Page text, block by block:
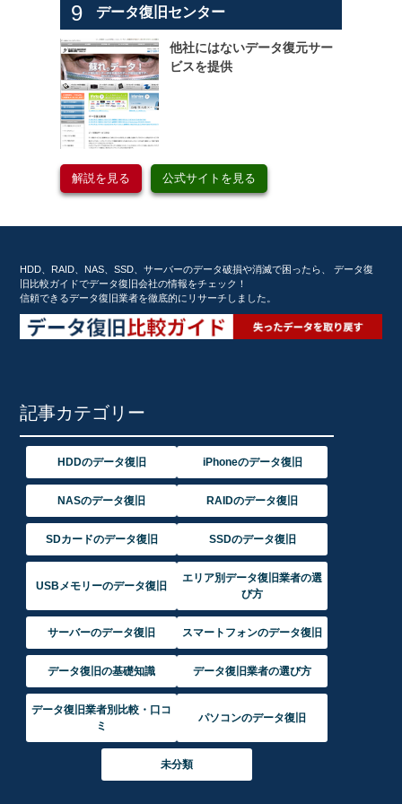
9 データ復旧センター
他社にはないデータ復元サー
ビスを提供
解説を見る 公式サイトを見る
HDD、RAID、NAS、SSD、サーバーのデータ破損や消滅で困ったら、 データ復
旧比較ガイドでデータ復旧会社の情報をチェック！
信頼できるデータ復旧業者を徹底的にリサーチしました。
記事カテゴリー
HDDのデータ復旧 iPhoneのデータ復旧
NASのデータ復旧 RAIDのデータ復旧
SDカードのデータ復旧 SSDのデータ復旧
USBメモリーのデータ復旧
エリア別データ復旧業者の選
び方
サーバーのデータ復旧 スマートフォンのデータ復旧
データ復旧の基礎知識 データ復旧業者の選び方
データ復旧業者別比較・口コ
ミ
パソコンのデータ復旧
未分類